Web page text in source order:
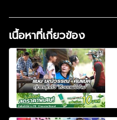
เนื้อหาที่เกี่ยวข้อง